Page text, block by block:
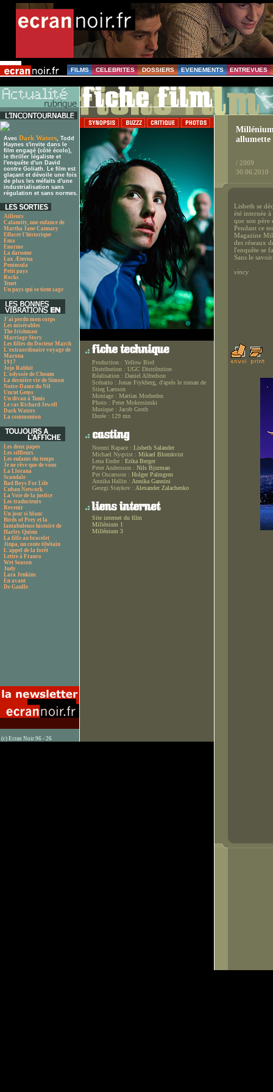
FILMS CELEBRITES DOSSIERS EVENEMENTS ENTREVUES
Avec Dark Waters, Todd
Haynes s'invite dans le
film engagé (côté écolo),
le thriller légaliste et
l'enquête d'un David
contre Goliath. Le film est
glaçant et dévoile une fois
de plus les méfaits d'une
industrialisation sans
régulation et sans normes.
Ailleurs
Calamity, une enfance de
Martha Jane Cannary
Effacer l'historique
Ema
Enorme
La daronne
Lux Æterna
Peninsula
Petit pays
Rocks
Tenet
Un pays qui se tient sage
J'ai perdu mon corps
Les misérables
The Irishman
Marriage Story
Les filles du Docteur March
L'extraordinaire voyage de
Marona
1917
Jojo Rabbit
L'odyssée de Choum
La dernière vie de Simon
Notre-Dame du Nil
Uncut Gems
Un divan à Tunis
Le cas Richard Jewell
Dark Waters
La communion
Les deux papes
Les siffleurs
Les enfants du temps
Je ne rêve que de vous
La Llorana
Scandale
Bad Boys For Life
Cuban Network
La Voie de la justice
Les traducteurs
Revenir
Un jour si blanc
Birds of Prey et la
fantabuleuse histoire de
Harley Quinn
La fille au bracelet
Jinpa, un conte tibétain
L'appel de la forêt
Lettre à Franco
Wet Season
Judy
Lara Jenkins
En avant
De Gaulle
(c) Ecran Noir 96 - 26
Production : Yellow Bird
Distribution : UGC Distribution
Réalisation : Daniel Alfredson
Scénario : Jonas Frykberg, d'après le roman de
Stieg Larsson
Montage : Mattias Morheden
Photo : Peter Mokrosinski
Musique : Jacob Groth
Durée : 129 mn
Noomi Rapace : Lisbeth Salander
Michael Nyqvist : Mikael Blomkvist
Lena Endre : Erika Berger
Peter Andersson : Nils Bjurman
Per Oscarsson : Holger Palmgren
Annika Hallin : Annika Gannini
Georgi Staykov : Alexander Zalachenko
Site internet du film
Millénium 1
Millénium 3
allumette
/ 2009
30.06.2010
Lisbeth se
été internée
que son père
Pendant ce
Magazine
des réseaux
l'enquête se
Sans le
vincy